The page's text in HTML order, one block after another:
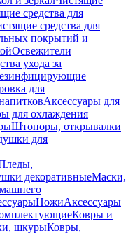
средства для
средства для
покрытий и
Освежители
ухода за
для
Аксессуары для
для охлаждения
Штопоры, открывалки
для
декоративныеМаски,
НожиАксессуары
Ковры и
шкурыКовры,